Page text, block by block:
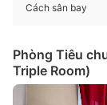
Cách sân bay
Phòng Tiêu
Triple Room)